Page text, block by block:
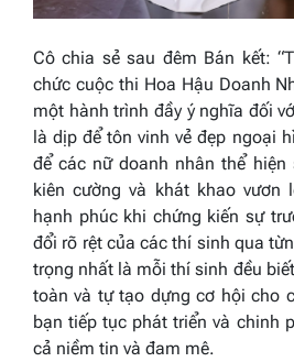
Cô chia sẻ sau đêm Bán kết:
chức cuộc thi Hoa Hậu Doanh
một hành trình đầy ý nghĩa đối
là dịp để tôn vinh vẻ đẹp ngoại
để các nữ doanh nhân thể
kiên cường và khát khao vươn
hạnh phúc khi chứng kiến sự
đổi rõ rệt của các thí sinh qua
trọng nhất là mỗi thí sinh đều
toàn và tự tạo dựng cơ hội cho
bạn tiếp tục phát triển và chinh
cả niềm tin và đam mê.